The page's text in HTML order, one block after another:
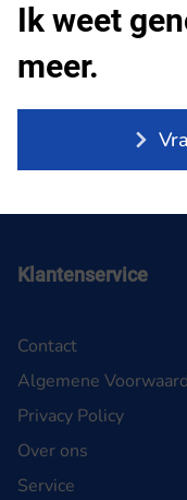
Ik weet
meer.
Klantenservice
Contact
Algemene
Privacy Policy
Over ons
Service